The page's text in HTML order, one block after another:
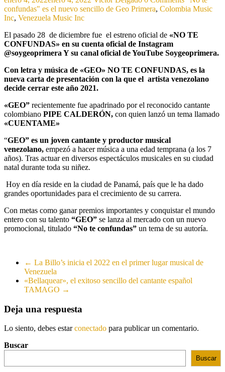
confundas" es el nuevo sencillo de Geo Primera, Colombia Music
Inc, Venezuela Music Inc
El pasado 28 de diciembre fue el estreno oficial de «NO TE
CONFUNDAS» en su cuenta oficial de Instagram
@soygeoprimera Y su canal oficial de YouTube Soygeoprimera.
Con letra y música de «GEO» NO TE CONFUNDAS, es la
nueva carta de presentación con la que el artista venezolano
decide cerrar este año 2021.
«GEO” recientemente fue apadrinado por el reconocido cantante
colombiano PIPE CALDERÓN, con quien lanzó un tema llamado
«CUENTAME»
“GEO” es un joven cantante y productor musical
venezolano, empezó a hacer música a una edad temprana (a los 7
años). Tras actuar en diversos espectáculos musicales en su ciudad
natal durante toda su niñez.
Hoy en día reside en la ciudad de Panamá, país que le ha dado
grandes oportunidades para el crecimiento de su carrera.
Con metas como ganar premios importantes y conquistar el mundo
entero con su talento “GEO” se lanza al mercado con un nuevo
promocional, titulado “No te confundas” un tema de su autoría.
← La Billo’s inicia el 2022 en el primer lugar musical de
Venezuela
«Bellaquear», el exitoso sencillo del cantante español
TAMAGO →
Deja una respuesta
Lo siento, debes estarconectado para publicar un comentario.
Buscar
Buscar